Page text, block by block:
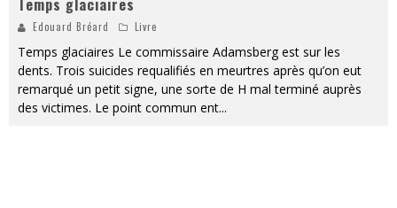
Edouard Bréard Livre
Temps glaciaires Le commissaire Adamsberg est sur les
dents. Trois suicides requalifiés en meurtres après qu’on eut
remarqué un petit signe, une sorte de H mal terminé auprès
des victimes. Le point commun ent...